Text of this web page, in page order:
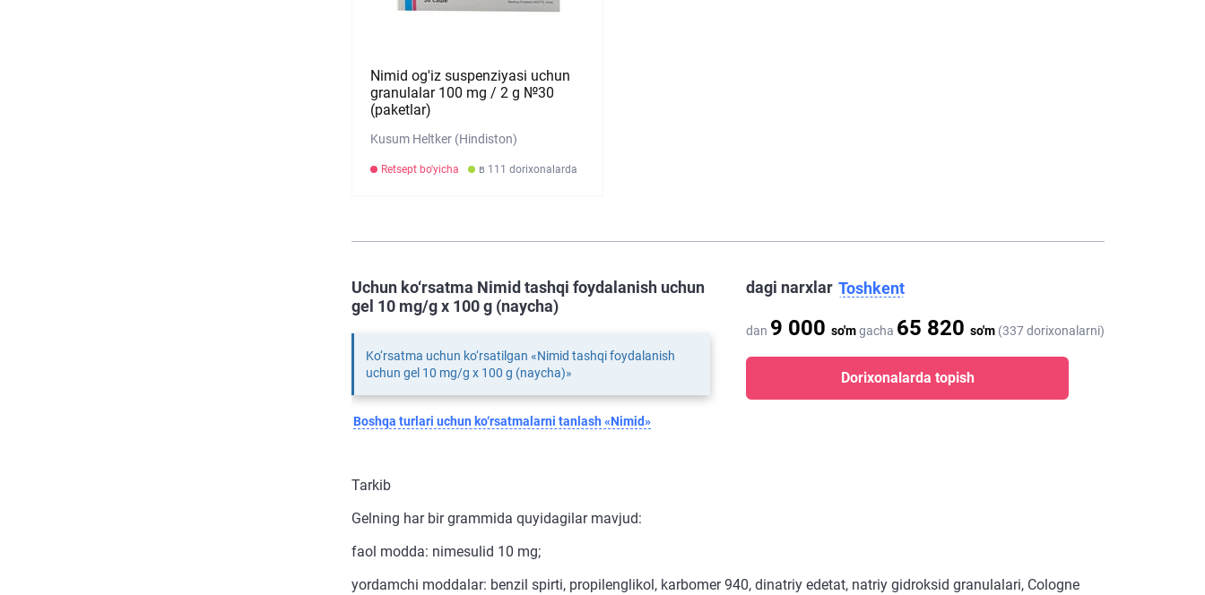
Nimid og'iz suspenziyasi uchun
granulalar 100 mg / 2 g №30
(paketlar)
Kusum Heltker (Hindiston)
Retsept bo'yicha в 111 dorixonalarda
dagi narxlar Toshkent
dan 9 000 so'mgacha 65 820 so'm (337 dorixonalarni)
Dorixonalarda topish
Uchun ko‘rsatma Nimid tashqi foydalanish uchun
gel 10 mg/g x 100 g (naycha)
Ko‘rsatma uchun ko‘rsatilgan «Nimid tashqi foydalanish
uchun gel 10 mg/g x 100 g (naycha)»
Boshqa turlari uchun ko‘rsatmalarni tanlash «Nimid»
Tarkib
Gelning har bir grammida quyidagilar mavjud:
faol modda: nimesulid 10 mg;
yordamchi moddalar: benzil spirti, propilenglikol, karbomer 940, dinatriy edetat, natriy gidroksid granulalari, Cologne